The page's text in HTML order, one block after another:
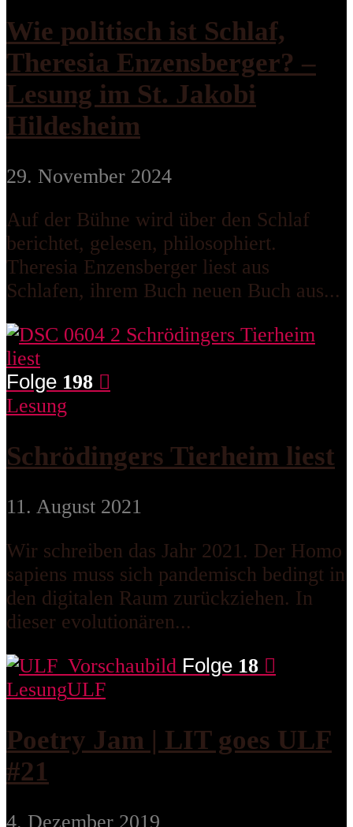
Wie politisch ist Schlaf,
Theresia Enzensberger? –
Lesung im St. Jakobi
Hildesheim
29. November 2024
Auf der Bühne wird über den Schlaf
berichtet, gelesen, philosophiert.
Theresia Enzensberger liest aus
Schlafen, ihrem Buch neuen Buch aus...
Folge 198
Lesung
Schrödingers Tierheim liest
11. August 2021
Wir schreiben das Jahr 2021. Der Homo
sapiens muss sich pandemisch bedingt in
den digitalen Raum zurückziehen. In
dieser evolutionären...
Folge 18
LesungULF
Poetry Jam | LIT goes ULF
#21
4. Dezember 2019